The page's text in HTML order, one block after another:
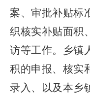
案、 审批补贴标
织核实补贴面积
访等工作。乡镇
积的申报、核实
录入、
以及本乡